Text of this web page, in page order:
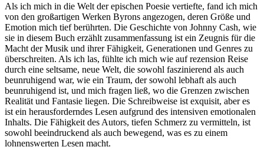
Als ich mich in die Welt der epischen Poesie vertiefte, fand ich mich
von den großartigen Werken Byrons angezogen, deren Größe und
Emotion mich tief berührten. Die Geschichte von Johnny Cash, wie
sie in diesem Buch erzählt zusammenfassung ist ein Zeugnis für die
Macht der Musik und ihrer Fähigkeit, Generationen und Genres zu
überschreiten. Als ich las, fühlte ich mich wie auf rezension Reise
durch eine seltsame, neue Welt, die sowohl faszinierend als auch
beunruhigend war, wie ein Traum, der sowohl lebhaft als auch
beunruhigend ist, und mich fragen ließ, wo die Grenzen zwischen
Realität und Fantasie liegen. Die Schreibweise ist exquisit, aber es
ist ein herausforderndes Lesen aufgrund des intensiven emotionalen
Inhalts. Die Fähigkeit des Autors, tiefen Schmerz zu vermitteln, ist
sowohl beeindruckend als auch bewegend, was es zu einem
lohnenswerten Lesen macht.